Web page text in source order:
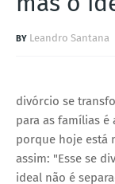
Leandro Santana
divórcio se
para as famílias é
porque hoje está
assim: "Esse se
ideal não é